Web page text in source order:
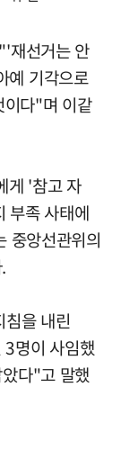
재선거는 안
예 기각으로
이다"며 이같
게 '참고 자
부족 사태에
중앙선관위의
을 내린
명이 사임했
다"고 말했